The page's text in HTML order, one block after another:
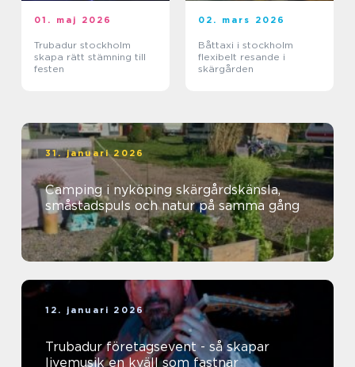
01. maj 2026
Trubadur stockholm
skapa rätt stämning till
festen
02. mars 2026
Båttaxi i stockholm
flexibelt resande i
skärgården
31. januari 2026
Camping i nyköping skärgårdskänsla,
småstadspuls och natur på samma gång
12. januari 2026
Trubadur företagsevent - så skapar
livemusik en kväll som fastnar